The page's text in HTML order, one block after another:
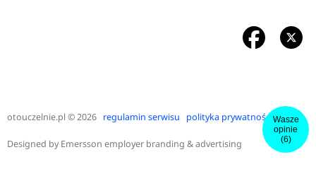
Wasze
opinie
(6)
otouczelnie.pl© 2026 regulamin serwisu polityka prywatności
Designed byEmersson employer branding & advertising